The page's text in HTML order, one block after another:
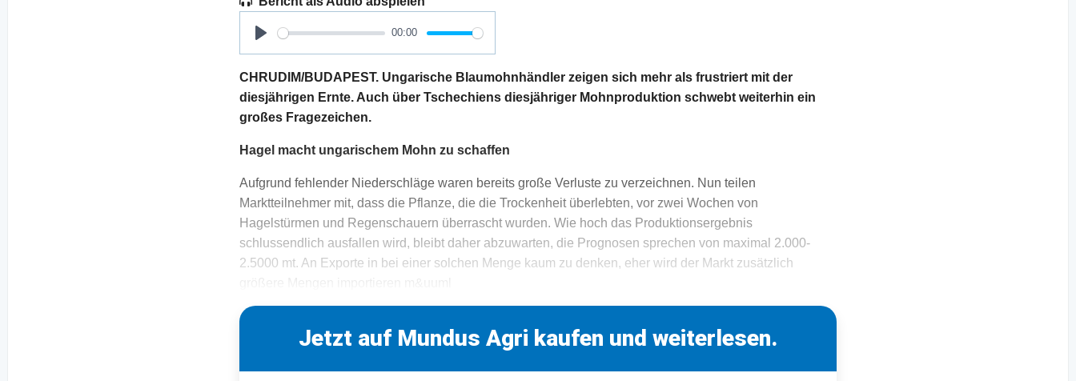
Play
00:00
CHRUDIM/BUDAPEST. Ungarische Blaumohnhändler zeigen sich mehr als frustriert mit der
diesjährigen Ernte. Auch über Tschechiens diesjähriger Mohnproduktion schwebt weiterhin ein
großes Fragezeichen.
Hagel macht ungarischem Mohn zu schaffen
Aufgrund fehlender Niederschläge waren bereits große Verluste zu verzeichnen. Nun teilen
Marktteilnehmer mit, dass die Pflanze, die die Trockenheit überlebten, vor zwei Wochen von
Hagelstürmen und Regenschauern überrascht wurden. Wie hoch das Produktionsergebnis
schlussendlich ausfallen wird, bleibt daher abzuwarten, die Prognosen sprechen von maximal 2.000-
2.5000 mt. An Exporte in bei einer solchen Menge kaum zu denken, eher wird der Markt zusätzlich
Jetzt auf Mundus Agri kaufen und weiterlesen.